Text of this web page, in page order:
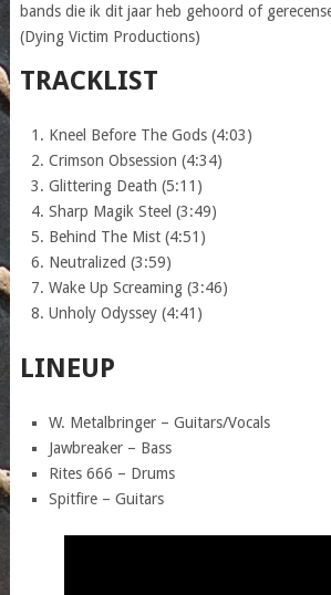
bands die ik dit jaar heb gehoord of
(Dying Victim Productions)
TRACKLIST
Kneel Before The Gods (4:03)
Crimson Obsession (4:34)
Glittering Death (5:11)
Sharp Magik Steel (3:49)
Behind The Mist (4:51)
Neutralized (3:59)
Wake Up Screaming (3:46)
Unholy Odyssey (4:41)
LINEUP
W. Metalbringer – Guitars/Vocals
Jawbreaker – Bass
Rites 666 – Drums
Spitfire – Guitars